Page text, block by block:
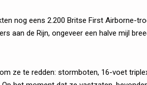
nog eens 2.200 Britse First Airborne-
aan de Rijn, ongeveer een halve mijl
ze te redden: stormboten, 16-voet